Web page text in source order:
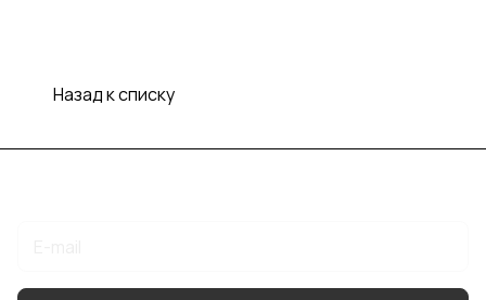
Назад к списку